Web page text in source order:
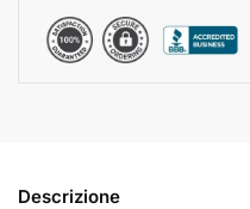
Descrizione